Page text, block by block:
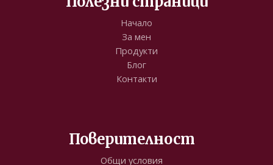
Начало
За мен
Продукти
Блог
Контакти
Поверителност
Общи условия